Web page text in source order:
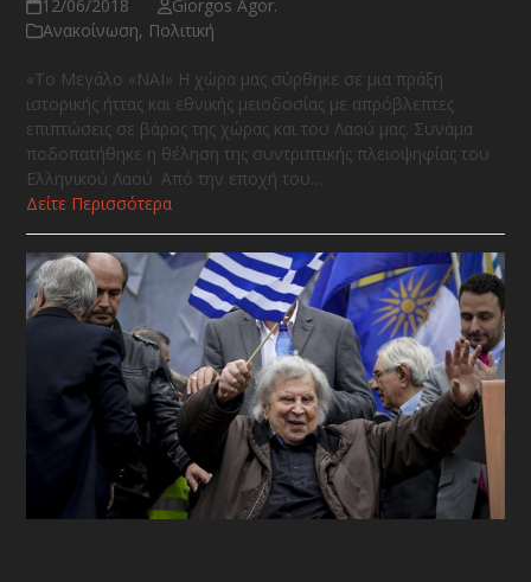
12/06/2018
Giorgos Agor.
Ανακοίνωση, Πολιτική
«Το Μεγάλο «ΝΑΙ» Η χώρα μας σύρθηκε σε μια πράξη
ιστορικής ήττας και εθνικής μειοδοσίας με απρόβλεπτες
επιπτώσεις σε βάρος της χώρας και του Λαού μας. Συνάμα
ποδοπατήθηκε η θέληση της συντριπτικής πλειοψηφίας του
Ελληνικού Λαού. Από την εποχή του…
Δείτε Περισσότερα